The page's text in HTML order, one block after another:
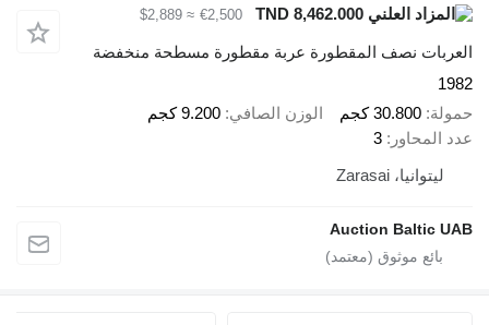
€2,500
≈ $2,889
العربات نصف المقطورة عربة مقطورة مسطحة منخفضة
1982
حمولة 30.800 كجم الوزن الصافي 9.200 كجم
عدد المحاور
3
ليتوانيا، Zarasai
Auction Baltic UAB